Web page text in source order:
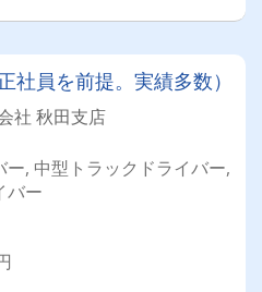
社員を前提。実績多数）
社 秋田支店
, 中型トラックドライバー,
バー